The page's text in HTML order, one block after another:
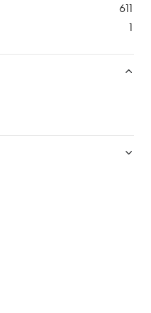
611
1